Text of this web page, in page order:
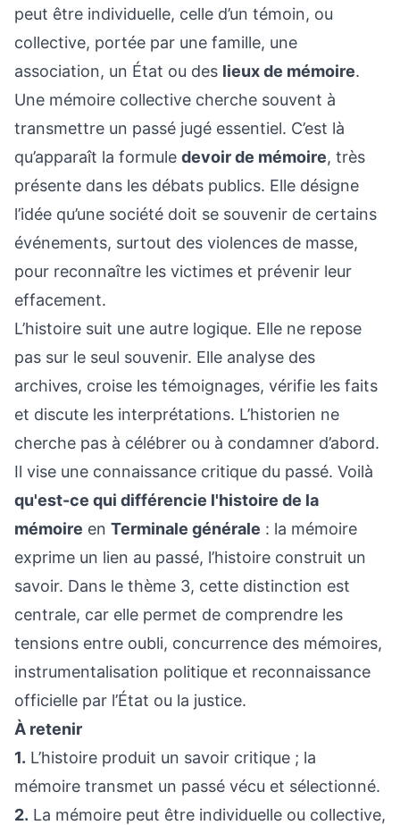
peut être individuelle, celle d’un témoin, ou
collective, portée par une famille, une
association, un État ou des lieux de mémoire.
Une mémoire collective cherche souvent à
transmettre un passé jugé essentiel. C’est là
qu’apparaît la formule devoir de mémoire, très
présente dans les débats publics. Elle désigne
l’idée qu’une société doit se souvenir de certains
événements, surtout des violences de masse,
pour reconnaître les victimes et prévenir leur
effacement.
L’histoire suit une autre logique. Elle ne repose
pas sur le seul souvenir. Elle analyse des
archives, croise les témoignages, vérifie les faits
et discute les interprétations. L’historien ne
cherche pas à célébrer ou à condamner d’abord.
Il vise une connaissance critique du passé. Voilà
qu'est-ce qui différencie l'histoire de la
mémoire en Terminale générale : la mémoire
exprime un lien au passé, l’histoire construit un
savoir. Dans le thème 3, cette distinction est
centrale, car elle permet de comprendre les
tensions entre oubli, concurrence des mémoires,
instrumentalisation politique et reconnaissance
officielle par l’État ou la justice.
À retenir
1. L’histoire produit un savoir critique ; la
mémoire transmet un passé vécu et sélectionné.
2. La mémoire peut être individuelle ou collective,